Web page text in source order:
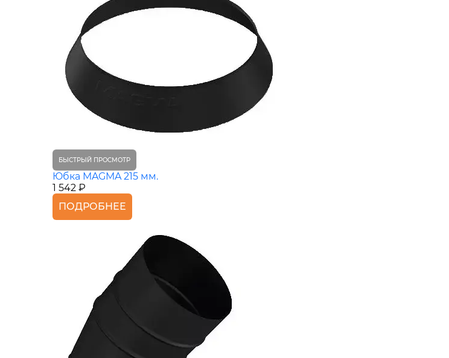
БЫСТРЫЙ ПРОСМОТР
Юбка MAGMA 215 мм.
1 542 ₽
ПОДРОБНЕЕ